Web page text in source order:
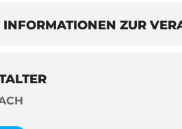
INFORMATIONEN ZUR